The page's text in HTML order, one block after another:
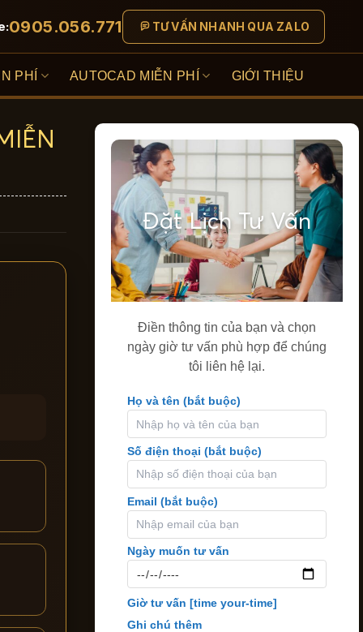
0905.056.771 TƯ VẤN NHANH QUA ZALO
PHÍ AUTOCAD MIỄN PHÍ GIỚI THIỆU
Đặt Lịch Tư Vấn
Điền thông tin của bạn và chọn
ngày giờ tư vấn phù hợp để chúng
tôi liên hệ lại.
Họ và tên (bắt buộc)
Số điện thoại (bắt buộc)
Email (bắt buộc)
Ngày muốn tư vấn
Giờ tư vấn [time your-time]
Ghi chú thêm